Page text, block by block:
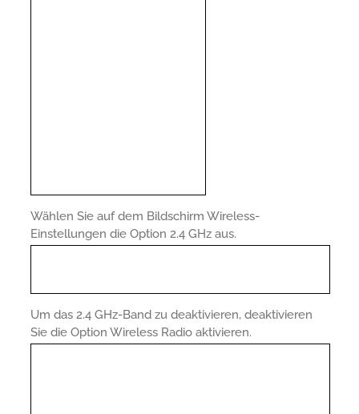
Wählen Sie auf dem Bildschirm Wireless-
Einstellungen die Option 2.4 GHz aus.
Um das 2.4 GHz-Band zu deaktivieren, deaktivieren
Sie die Option Wireless Radio aktivieren.